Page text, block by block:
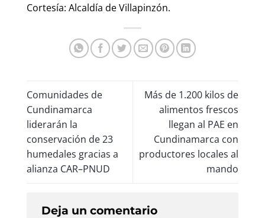
Cortesía: Alcaldía de Villapinzón.
Comunidades de
Cundinamarca
liderarán la
conservación de 23
humedales gracias a
alianza CAR–PNUD
Más de 1.200 kilos de
alimentos frescos
llegan al PAE en
Cundinamarca con
productores locales al
mando
Deja un comentario